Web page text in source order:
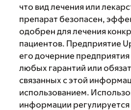
что вид лечения или
препарат безопасен,
одобрен для лечения
пациентов. Предприятие
его дочерние
любых гарантий или
связанных с этой
использованием.
информации